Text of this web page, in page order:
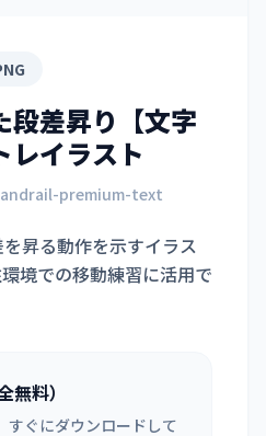
段差昇り【文字
レイラスト
premium-text
昇る動作を示すイラス
境での移動練習に活用で
料）
すぐにダウンロードして